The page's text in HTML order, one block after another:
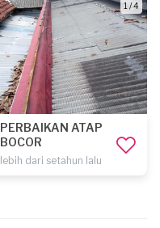
1 / 4
PERBAIKAN ATAP
BOCOR
lebih dari setahun lalu